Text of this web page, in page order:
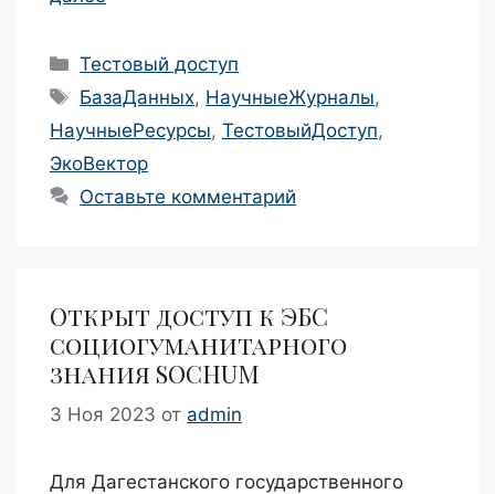
Рубрики
Тестовый доступ
Метки
БазаДанных, НаучныеЖурналы,
НаучныеРесурсы, ТестовыйДоступ,
ЭкоВектор
Оставьте комментарий
Открыт доступ к ЭБС
социогуманитарного
знания SOCHUM
3 Ноя 2023 от admin
Для Дагестанского государственного